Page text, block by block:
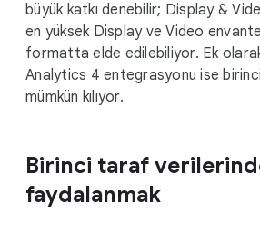
büyük katkı denebilir; Display &
en yüksek Display ve Video
formatta elde edilebiliyor. Ek
Analytics 4 entegrasyonu ise birinci
mümkün kılıyor.
Birinci taraf
faydalanmak